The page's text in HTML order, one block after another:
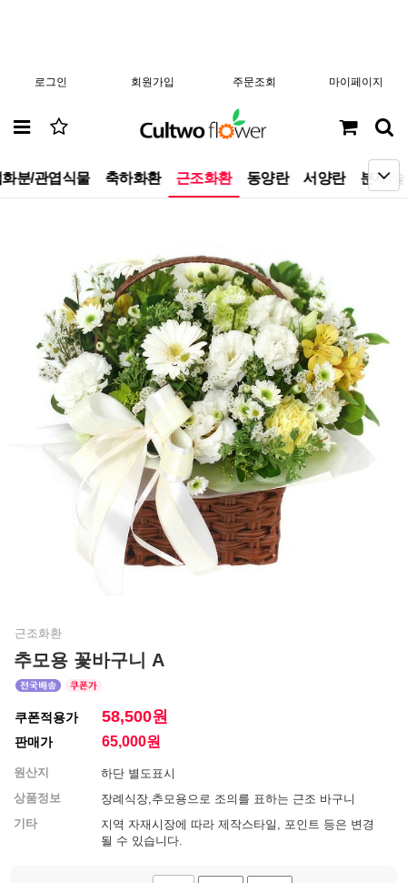
로그인 회원가입 주문조회 마이페이지
분/관엽식물 축하화환 근조화환 동양란 서양란 분재/
근조화환
추모용 꽃바구니 A
쿠폰적용가 58,500원
판매가 65,000원
원산지
하단 별도표시
상품정보
장례식장,추모용으로 조의를 표하는 근조 바구니
기타
지역 자재시장에 따라 제작스타일, 포인트 등은 변경
될 수 있습니다.